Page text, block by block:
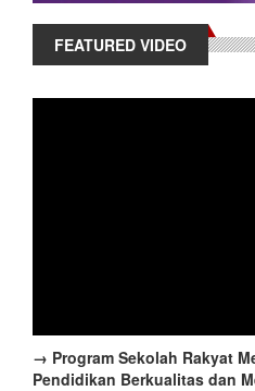
FEATURED VIDEO
→ Program Sekolah Rakyat
Pendidikan Berkualitas dan